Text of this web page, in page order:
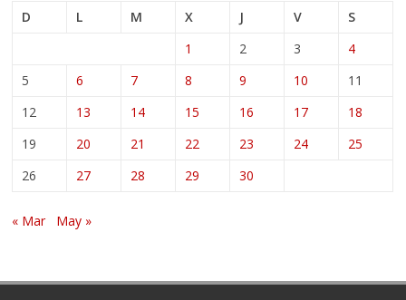
D
L M X J V
S
1
2 3
4
5
6 7 8 9 10
11
12
13 14 15 16 17
18
19
20 21 22 23 24
25
26
27 28 29 30
« Mar May »